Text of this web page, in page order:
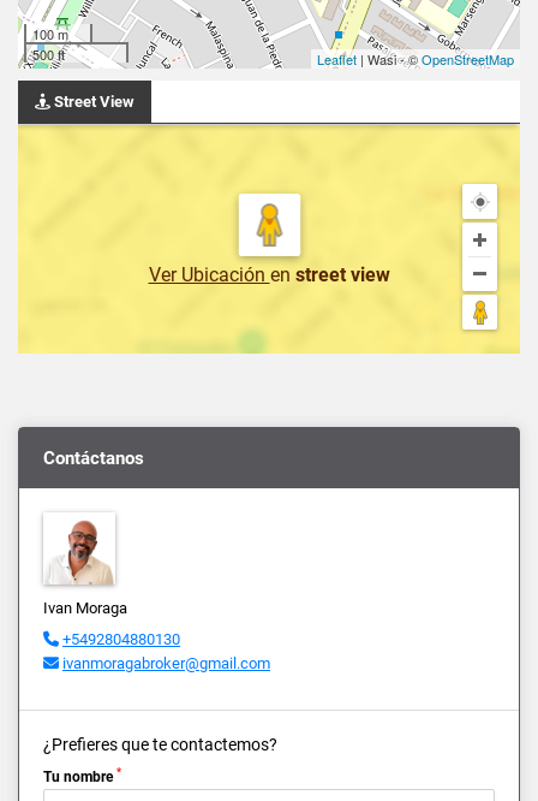
100 m
500 ft
Leaflet | Wasi - ©OpenStreetMap
Street View
Ver Ubicación en street view
Contáctanos
Ivan Moraga
+5492804880130
ivanmoragabroker@gmail.com
¿Prefieres que te contactemos?
Tu nombre *